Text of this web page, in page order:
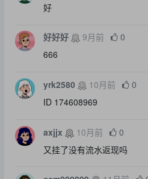
好
好好好 9月前 0
666
yrk2580 10月前 0
ID 174608969
axjjx 10月前 0
又挂了没有流水返现吗